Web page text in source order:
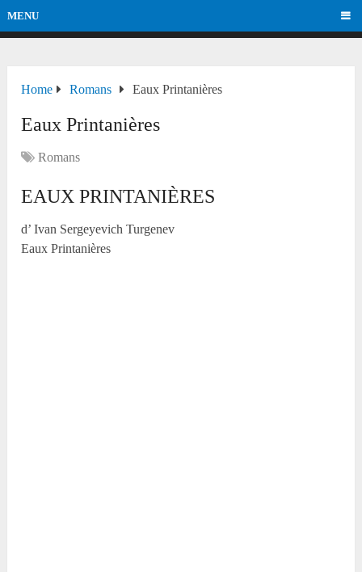
MENU
Home Romans Eaux Printanières
Eaux Printanières
Romans
EAUX PRINTANIÈRES
d’ Ivan Sergeyevich Turgenev
Eaux Printanières